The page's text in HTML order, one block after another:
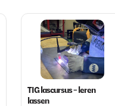
TIG lascursus - leren
lassen